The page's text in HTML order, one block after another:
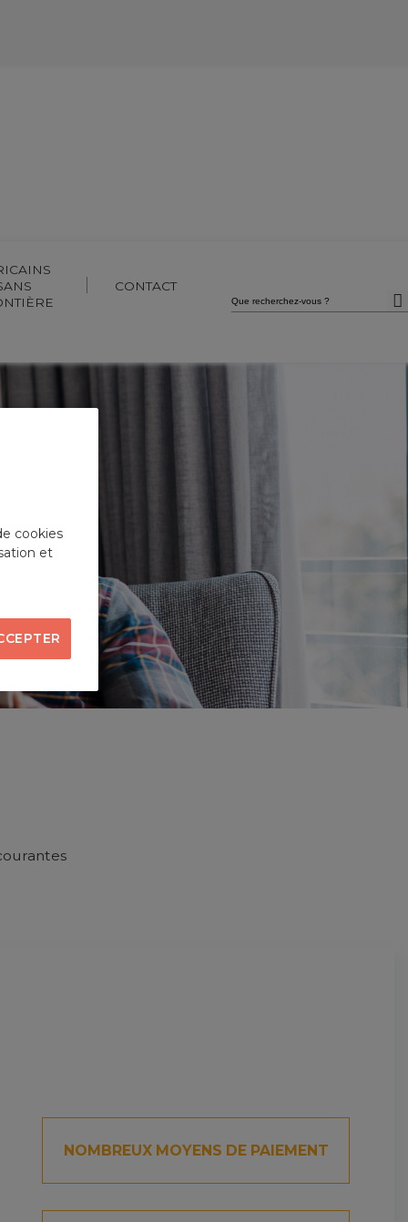
CONTACT
Que
NOMBREUX MOYENS DE PAIEMENT
cookies
et